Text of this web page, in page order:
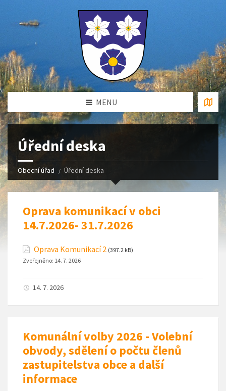
MENU
Úřední deska
Obecní úřad Úřední deska
Oprava komunikací v obci
14.7.2026- 31.7.2026
Oprava Komunikací 2 (397.2 kB)
Zveřejněno: 14. 7. 2026
14. 7. 2026
Komunální volby 2026 - Volební
obvody, sdělení o počtu členů
zastupitelstva obce a další
informace